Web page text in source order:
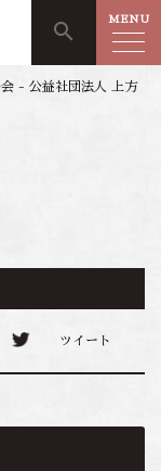
search MENU
- 公益社団法人 上方
ツイート